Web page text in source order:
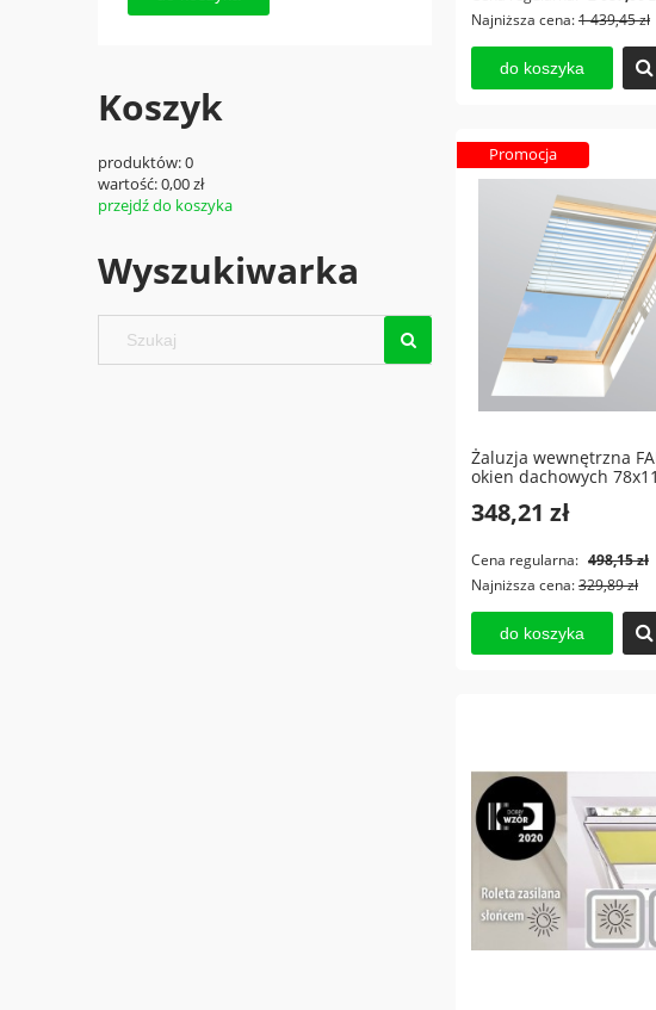
Koszyk
produktów:0
wartość:0,00 zł
przejdź do koszyka
Wyszukiwarka
Najniższa cena:1 439,45 zł
do koszyka
Żaluzja wewnętrzna
okien dachowych
348,21 zł
Cena regularna: 498,15 zł
Najniższa cena:329,89 zł
do koszyka
Promocja